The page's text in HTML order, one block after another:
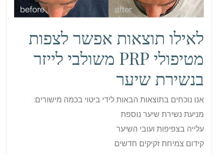
לאילו תוצאות אפשר לצפות
מטיפולי PRP משולבי לייזר
בנשירת שיער
אנו נוכחים בתוצאות הבאות לידי ביטוי בכמה מישורים:
מניעת נשירת שיער נוספת
עלייה בצפיפות ועובי השיער
קידום צמיחת זקיקים חדשים